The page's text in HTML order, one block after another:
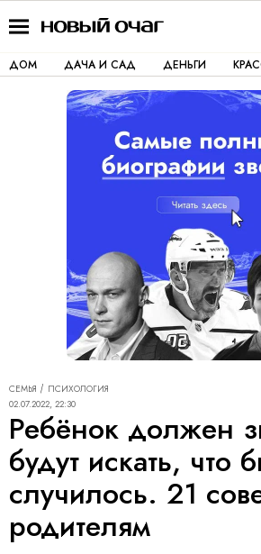
ДОМ ДАЧА И САД ДЕНЬГИ
СЕМЬЯ
ПСИХОЛОГИЯ
02.07.2022, 22:30
Ребёнок должен
будут искать, что
случилось. 21
родителям